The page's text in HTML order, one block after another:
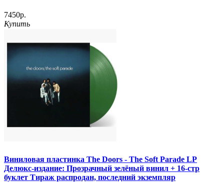
7450р.
Купить
Виниловая пластинка The Doors - The Soft Parade LP
Делюкс-издание: Прозрачный зелёный винил + 16-стр
буклет Тираж распродан, последний экземпляр